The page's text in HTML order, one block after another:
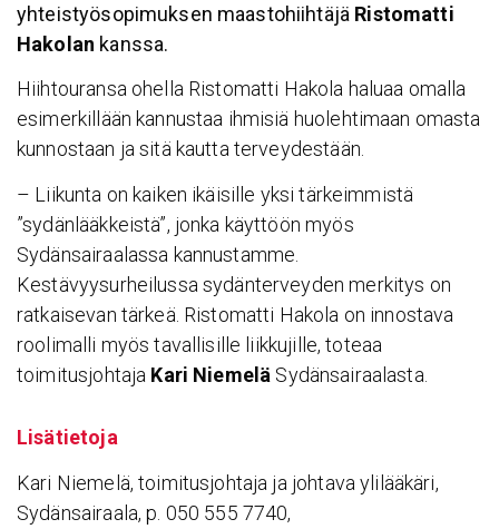
yhteistyösopimuksen maastohiihtäjä Ristomatti
Hakolan kanssa.
Hiihtouransa ohella Ristomatti Hakola haluaa omalla
esimerkillään kannustaa ihmisiä huolehtimaan omasta
kunnostaan ja sitä kautta terveydestään.
– Liikunta on kaiken ikäisille yksi tärkeimmistä
”sydänlääkkeistä”, jonka käyttöön myös
Sydänsairaalassa kannustamme.
Kestävyysurheilussa sydänterveyden merkitys on
ratkaisevan tärkeä. Ristomatti Hakola on innostava
roolimalli myös tavallisille liikkujille, toteaa
toimitusjohtaja Kari Niemelä Sydänsairaalasta.
Lisä­tie­toja
Kari Niemelä, toimitusjohtaja ja johtava ylilääkäri,
Sydänsairaala, p. 050 555 7740,